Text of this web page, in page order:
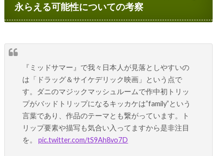
永らえる可能性についての考察
『ミッドサマー』で我々日本人が見落としやすいの
は「ドラッグ＆サイケデリック映画」という点で
す。ダニのマジックマッシュルームで作中初トリッ
プがバッドトリップになるキッカケは”family”という
言葉であり、作品のテーマとも繋がっています。ト
リップ要素や描写も気合い入ってますから是非注目
を。pic.twitter.com/tS9Ah8vo7D